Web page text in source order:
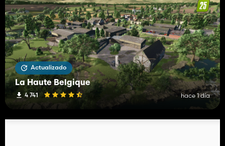
Actualizado
La Haute Belgique
4 741 hace 1 día